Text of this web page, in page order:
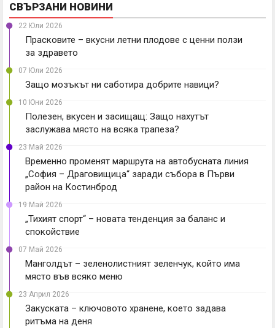
СВЪРЗАНИ НОВИНИ
22 Юли 2026
Прасковите – вкусни летни плодове с ценни ползи
за здравето
07 Юли 2026
Защо мозъкът ни саботира добрите навици?
10 Юни 2026
Полезен, вкусен и засищащ: Защо нахутът
заслужава място на всяка трапеза?
23 Май 2026
Временно променят маршрута на автобусната линия
„София – Драговищица“ заради събора в Първи
район на Костинброд
19 Май 2026
„Тихият спорт“ – новата тенденция за баланс и
спокойствие
07 Май 2026
Манголдът – зеленолистният зеленчук, който има
място във всяко меню
23 Април 2026
Закуската – ключовото хранене, което задава
ритъма на деня